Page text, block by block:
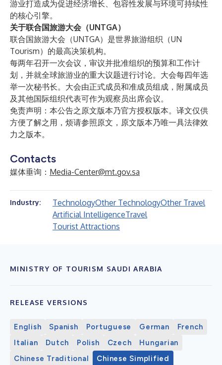
游业打造成为促进经济增长、包容性发展与环境可持续性
的核心引擎。
关于联合国旅游大会（UNTGA）
联合国旅游大会（UNTGA）是世界旅游组织（UN
Tourism）的最高决策机构。
每两年召开一次会议，审议并批准组织的预算和工作计
划，并就全球旅游业的重大议题进行讨论。大会每四年选
举一次秘书长。大会由正式成员和准成员组成，附属成员
及其他国际组织代表可作为观察员出席会议。
免责声明：本公告之原文版本乃官方授权版本。译文仅供
方便了解之用，烦请参照原文，原文版本乃唯一具法律效
力之版本。
Contacts
媒体垂询： Media-Center@mt.gov.sa
Industry: TechnologyOther TechnologyOther Travel
Artificial IntelligenceTravel
Tourist Attractions
MINISTRY OF TOURISM SAUDI ARABIA
RELEASE VERSIONS
English Spanish Portuguese German
French
Italian
Dutch Polish Czech
Hungarian
Chinese Traditional
Chinese Simplified